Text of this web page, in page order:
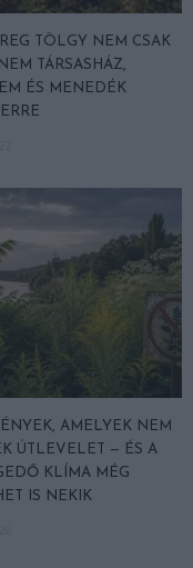
TÖLGY NEM CSAK
TÁRSASHÁZ,
ÉS MENEDÉK
AMELYEK NEM
ÚTLEVELET — ÉS A
KLÍMA MÉG
IS NEKIK